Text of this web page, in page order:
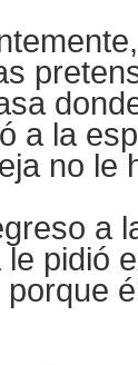
a la
no le
a
le pidió
porque